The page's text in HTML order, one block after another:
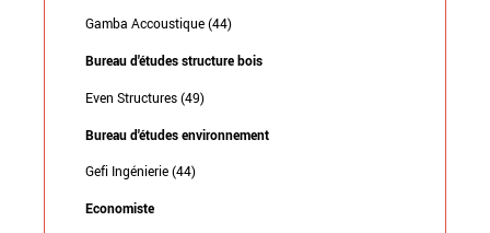
Gamba Accoustique (44)
Bureau d'études structure bois
Even Structures (49)
Bureau d'études environnement
Gefi Ingénierie (44)
Economiste